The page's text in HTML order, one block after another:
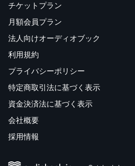
チケットプラン
月額会員プラン
法人向けオーディオブック
利用規約
プライバシーポリシー
特定商取引法に基づく表示
資金決済法に基づく表示
会社概要
採用情報